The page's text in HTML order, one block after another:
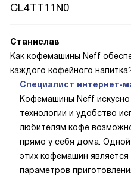
CL4TT11N0
Станислав
Как кофемашины Neff
каждого кофейного
Специалист интернет-
Кофемашины Neff
технологии и удобство
любителям кофе
прямо у себя дома.
этих кофемашин является
параметров